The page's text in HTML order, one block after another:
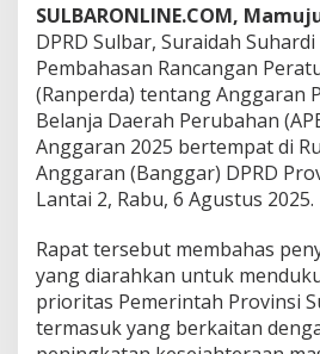
d
a
,
K
o
m
i
t
m
e
P
e
m
e
SULBARONLINE.COM,
DPRD Sulbar, Suraidah
Pembahasan Rancangan
(Ranperda) tentang Anggaran
Belanja Daerah Perubahan
Anggaran 2025 bertempat di
Anggaran (Banggar) DPRD
Lantai 2, Rabu, 6 Agustus 2025.
Rapat tersebut membahas
yang diarahkan untuk
prioritas Pemerintah Provinsi
termasuk yang berkaitan